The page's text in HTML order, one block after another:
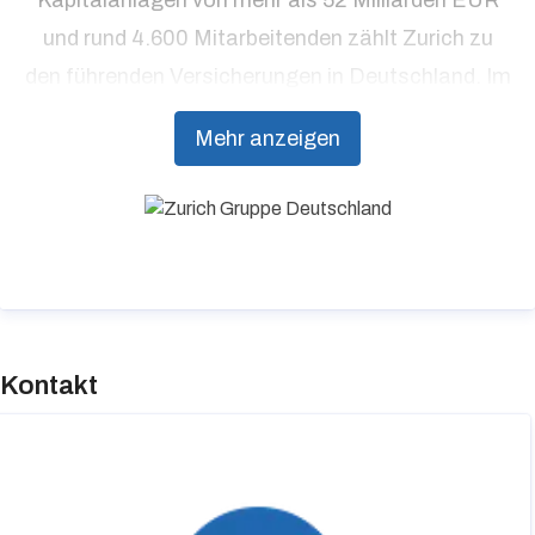
und rund 4.600 Mitarbeitenden zählt Zurich zu
Einklang mit dem Ziel „gemeinsam eine bessere
Zukunft zu gestalten“, bietet Zurich
Präventionsdienstleistungen an, die über
aufzubauen.
Mehr anzeigen
Kontakt